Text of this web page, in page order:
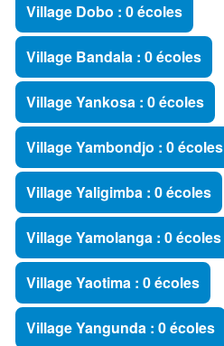
Village Dobo : 0 écoles
Village Bandala : 0 écoles
Village Yankosa : 0 écoles
Village Yambondjo : 0 écoles
Village Yaligimba : 0 écoles
Village Yamolanga : 0 écoles
Village Yaotima : 0 écoles
Village Yangunda : 0 écoles